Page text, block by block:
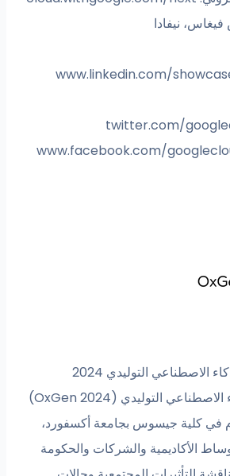
نيفادا
www.linkedin.com/
قمة أكسفورد للذكاء الاصطناعي التوليدي (OxGen 2024)
كلية جيسوس بجامعة أكسفورد،
الأكاديمية والشركات والحكومة